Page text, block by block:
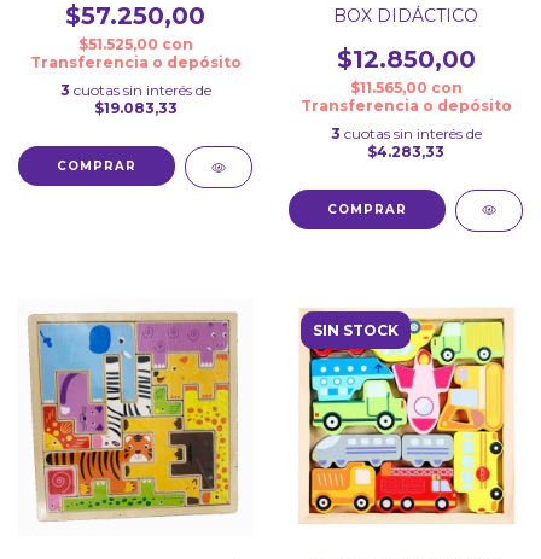
$57.250,00
$51.525,00 con
Transferencia o depósito
3 cuotas sin interés de
$19.083,33
BOX DIDÁCTICO
$12.850,00
$11.565,00 con
Transferencia o depósito
3 cuotas sin interés de
$4.283,33
COMPRAR
SIN STOCK